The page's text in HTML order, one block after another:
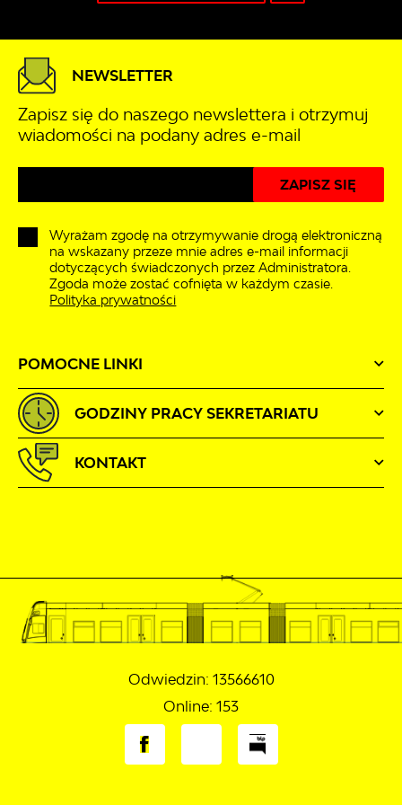
POMOCNE LINKI
NEWSLETTER
Zapisz się do naszego newslettera i otrzymuj
wiadomości na podany adres e-mail
Wyrażam zgodę na otrzymywanie drogą elektroniczną
na wskazany przeze mnie adres e-mail informacji
dotyczących świadczonych przez Administratora.
Zgoda może zostać cofnięta w każdym czasie.
Polityka prywatności
GODZINY PRACY SEKRETARIATU
KONTAKT
Odwiedzin: 13566610
Online: 153